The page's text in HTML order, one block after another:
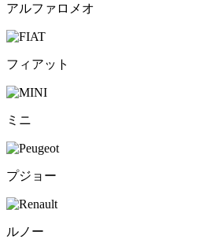
アルファロメオ
フィアット
ミニ
プジョー
ルノー